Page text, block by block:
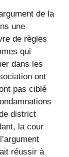
de la
une
de règles
qui
dans les
ont
pas ciblé
district
la cour
réussir à